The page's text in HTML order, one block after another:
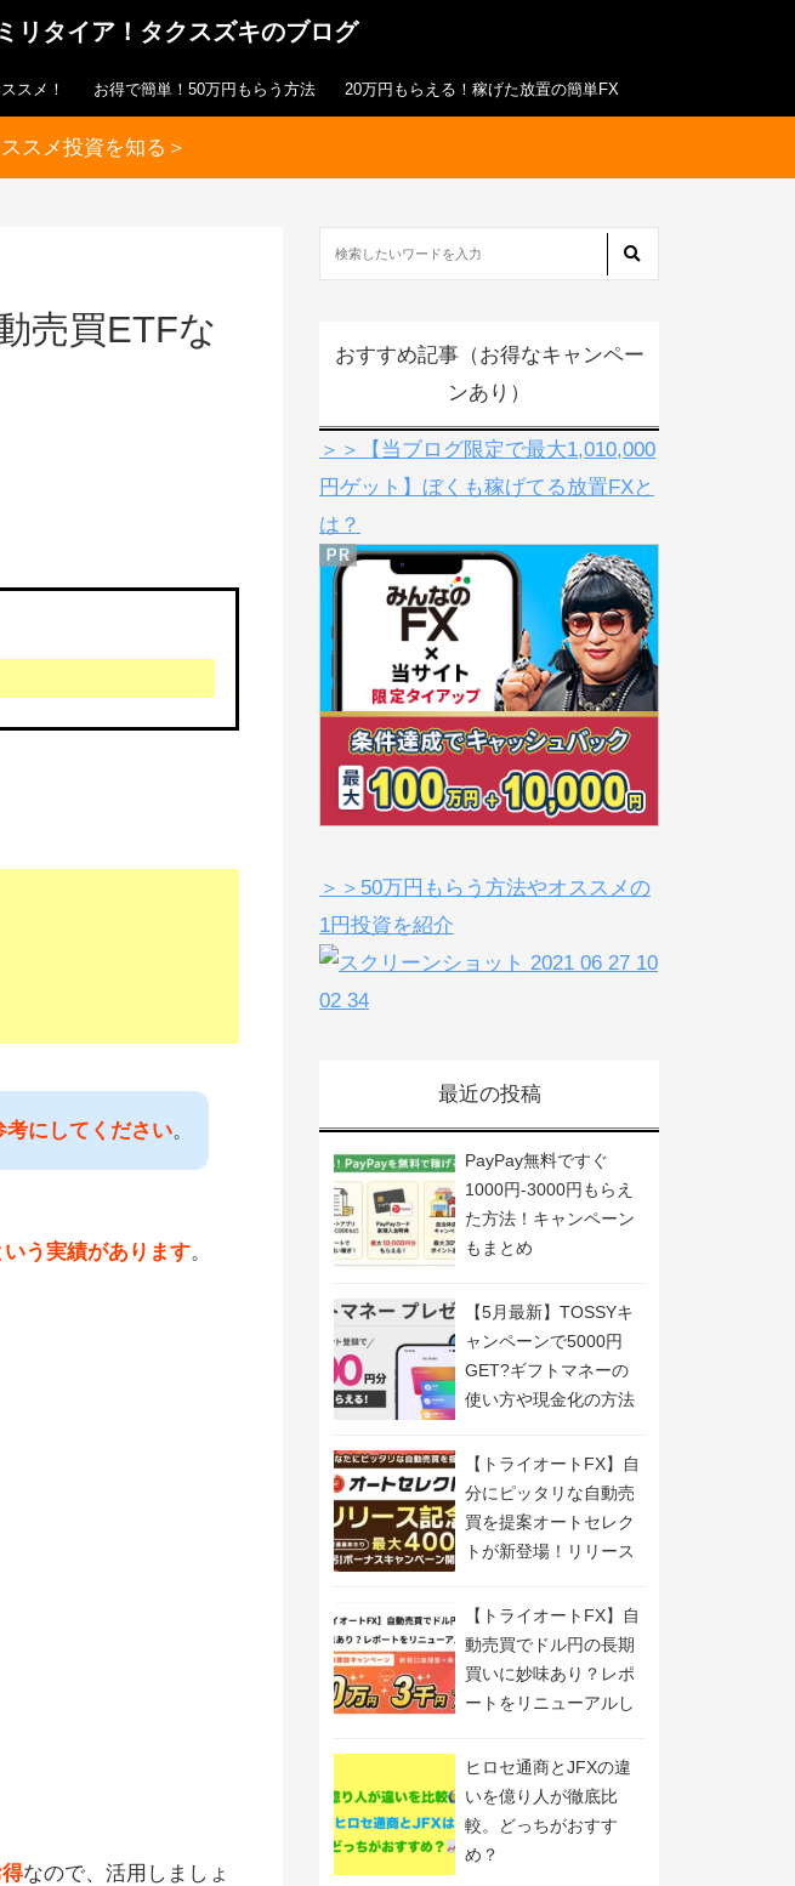
リタイア！タクスズキのブログ
スメ！ お得で簡単！50万円もらう方法 20万円もらえる！稼げた放置の簡単FX
スメ投資を知る＞
売買ETFな
にしてください。
う実績があります。
なので、活用しましょ
おすすめ記事（お得なキャンペー
ンあり）
＞＞【当ブログ限定で最大1,010,000
円ゲット】ぼくも稼げてる放置FXと
は？
＞＞50万円もらう方法やオススメの
1円投資を紹介
最近の投稿
PayPay無料ですぐ
1000円-3000円もらえ
た方法！キャンペーン
もまとめ
【5月最新】TOSSYキ
ャンペーンで5000円
GET?ギフトマネーの
使い方や現金化の方法
【トライオートFX】自
分にピッタリな自動売
買を提案オートセレク
トが新登場！リリース
催！
【トライオートFX】自
動売買でドル円の長期
買いに妙味あり？レポ
ートをリニューアルし
ヒロセ通商とJFXの違
いを億り人が徹底比
較。どっちがおすす
め？